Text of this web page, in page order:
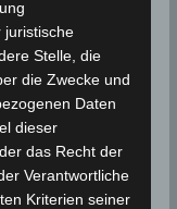
juristische
Stelle, die
die Zwecke und
Daten
dieser
das Recht der
Verantwortliche
Kriterien seiner